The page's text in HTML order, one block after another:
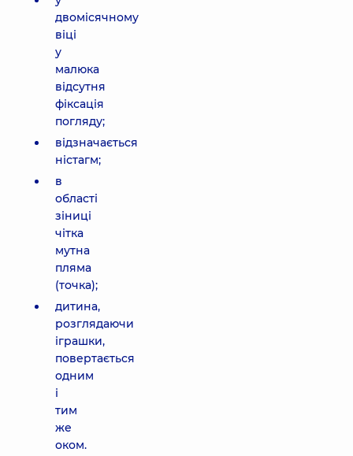
двомісячному
віці
у
малюка
відсутня
фіксація
погляду;
відзначається
ністагм;
в
області
зіниці
чітка
мутна
пляма
(точка);
дитина,
розглядаючи
іграшки,
повертається
одним
і
тим
же
оком.